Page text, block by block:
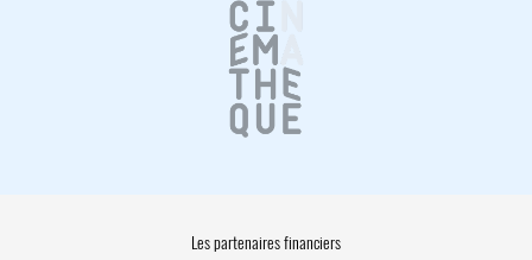
Les partenaires financiers